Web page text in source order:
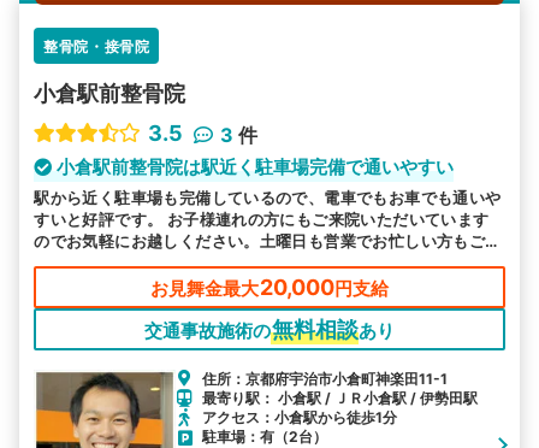
整骨院・接骨院
小倉駅前整骨院
3.5
3 件
小倉駅前整骨院は駅近く駐車場完備で通いやすい
駅から近く駐車場も完備しているので、電車でもお車でも通いや
すいと好評です。 お子様連れの方にもご来院いただいています
のでお気軽にお越しください。土曜日も営業でお忙しい方もご都
合よい時にお越しいただけるので安心です。
お見舞金最大20,000円支給
交通事故施術の無料相談あり
住所：京都府宇治市小倉町神楽田11-1
最寄り駅： 小倉駅 / ＪＲ小倉駅 / 伊勢田駅
アクセス：小倉駅から徒歩1分
駐車場：有（2台）